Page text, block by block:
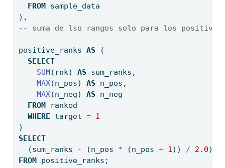
FROM sample_data
),
-- suma de lso rangos solo para los positivos
positive_ranks AS (
SELECT
SUM(rnk) AS sum_ranks,
MAX(n_pos) AS n_pos,
MAX(n_neg) AS n_neg
FROM ranked
WHERE target = 1
)
SELECT
  (sum_ranks
- (n_pos * (n_pos + 1)) / 2.0)
FROM positive_ranks;